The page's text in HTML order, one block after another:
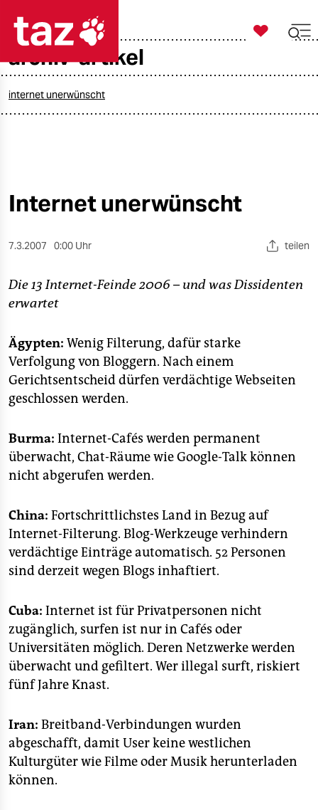
öko
sport
nord
wahrheit
verlag
veranstaltungen
fragen & hilfe
unterstützen
genossenschaft
epaper login

taz zahl ich
archiv-artikel
internet unerwünscht
Internet unerwünscht
7.3.2007 0:00 Uhr teilen
Die 13 Internet-Feinde 2006 – und was Dissidenten
erwartet
Ägypten: Wenig Filterung, dafür starke
Verfolgung von Bloggern. Nach einem
Gerichtsentscheid dürfen verdächtige Webseiten
geschlossen werden.
Burma: Internet-Cafés werden permanent
überwacht, Chat-Räume wie Google-Talk können
nicht abgerufen werden.
China: Fortschrittlichstes Land in Bezug auf
Internet-Filterung. Blog-Werkzeuge verhindern
verdächtige Einträge automatisch. 52 Personen
sind derzeit wegen Blogs inhaftiert.
Cuba: Internet ist für Privatpersonen nicht
zugänglich, surfen ist nur in Cafés oder
Universitäten möglich. Deren Netzwerke werden
überwacht und gefiltert. Wer illegal surft, riskiert
fünf Jahre Knast.
Iran: Breitband-Verbindungen wurden
abgeschafft, damit User keine westlichen
Kulturgüter wie Filme oder Musik herunterladen
können.